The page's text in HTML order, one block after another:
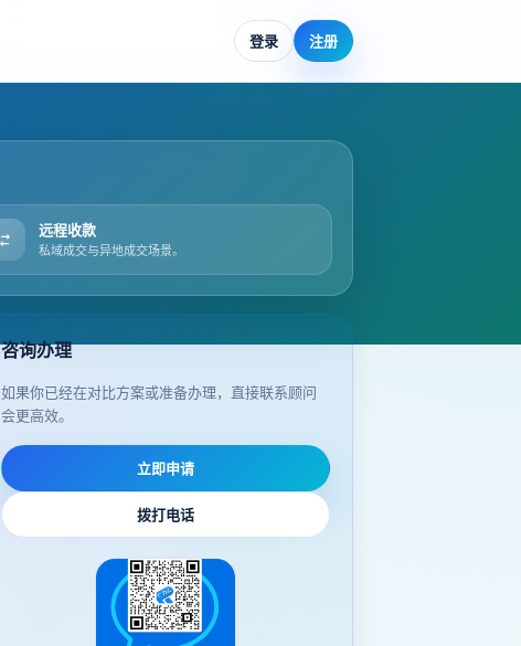
登录 注册
远程收款
私域成交与异地成交场景。
咨询办理
如果你已经在对比方案或准备办理，直接联系顾问
会更高效。
立即申请
拨打电话